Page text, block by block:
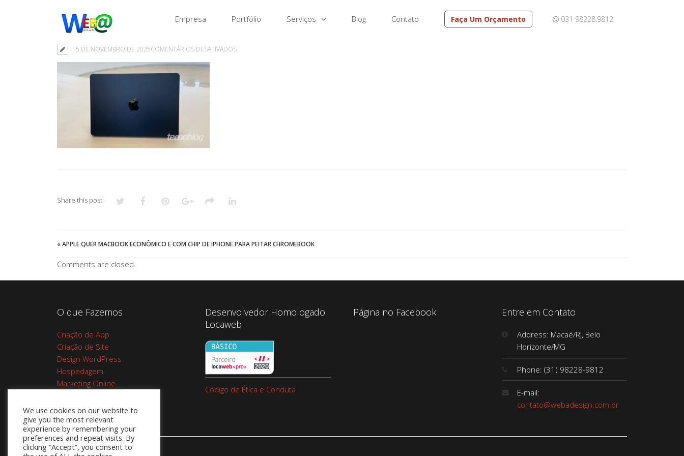
031 98228.9812
Empresa Portfólio Serviços Blog Contato Faça Um Orçamento
5 DE NOVEMBRO DE 2025COMENTÁRIOS DESATIVADOSEM
Share this post:
«APPLE QUER MACBOOK ECONÔMICO E COM CHIP DE IPHONE PARA PEITAR CHROMEBOOK
Comments are closed.
O que Fazemos
Criação de App
Criação de Site
Design WordPress
Hospedagem
Marketing Online
Cupom Google Workspace do
Google 10%
Desenvolvedor Homologado
Locaweb
Código de Ética e Conduta
Página no Facebook Entre em Contato
Address: Macaé/RJ, Belo
Horizonte/MG
Phone: (31) 98228-9812
E-mail:
contato@webadesign.com.br
We use cookies on our website to
give you the most relevant
experience by remembering your
preferences and repeat visits. By
clicking “Accept”, you consent to